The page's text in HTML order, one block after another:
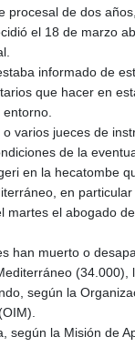
procesal de dos
el 18 de marzo
informado de
que hacer en
varios jueces de
de la
en la hecatombe
en particular
martes el abogado
han muerto o
(34.000),
según la
según la Misión de